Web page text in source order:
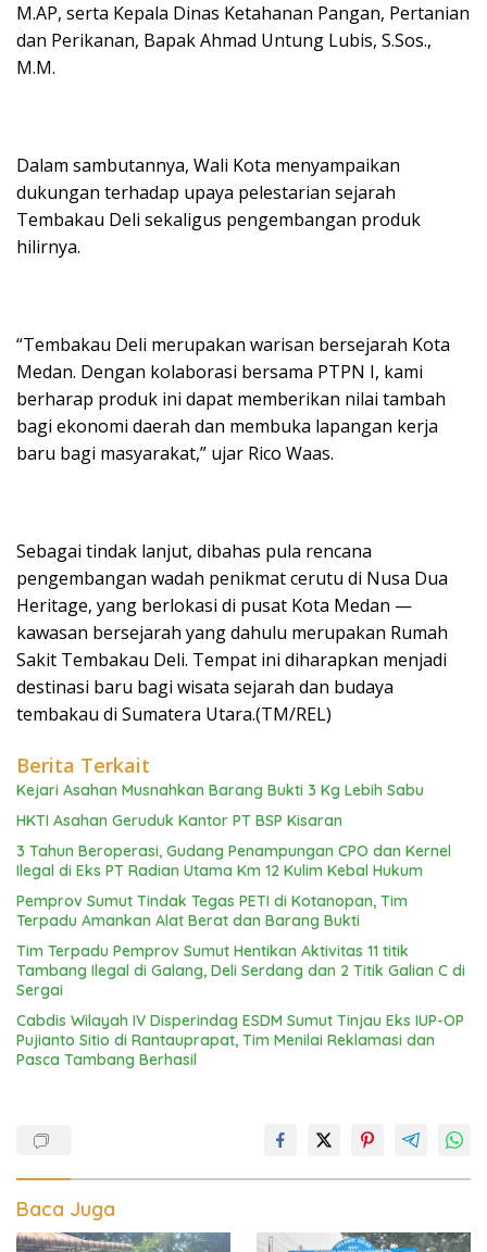
M.AP, serta Kepala Dinas Ketahanan Pangan, Pertanian
dan Perikanan, Bapak Ahmad Untung Lubis, S.Sos.,
M.M.
Dalam sambutannya, Wali Kota menyampaikan
dukungan terhadap upaya pelestarian sejarah
Tembakau Deli sekaligus pengembangan produk
hilirnya.
“Tembakau Deli merupakan warisan bersejarah Kota
Medan. Dengan kolaborasi bersama PTPN I, kami
berharap produk ini dapat memberikan nilai tambah
bagi ekonomi daerah dan membuka lapangan kerja
baru bagi masyarakat,” ujar Rico Waas.
Sebagai tindak lanjut, dibahas pula rencana
pengembangan wadah penikmat cerutu di Nusa Dua
Heritage, yang berlokasi di pusat Kota Medan —
kawasan bersejarah yang dahulu merupakan Rumah
Sakit Tembakau Deli. Tempat ini diharapkan menjadi
destinasi baru bagi wisata sejarah dan budaya
tembakau di Sumatera Utara.(TM/REL)
Berita Terkait
Kejari Asahan Musnahkan Barang Bukti 3 Kg Lebih Sabu
HKTI Asahan Geruduk Kantor PT BSP Kisaran
3 Tahun Beroperasi, Gudang Penampungan CPO dan Kernel
Ilegal di Eks PT Radian Utama Km 12 Kulim Kebal Hukum
Pemprov Sumut Tindak Tegas PETI di Kotanopan, Tim
Terpadu Amankan Alat Berat dan Barang Bukti
Tim Terpadu Pemprov Sumut Hentikan Aktivitas 11 titik
Tambang Ilegal di Galang, Deli Serdang dan 2 Titik Galian C di
Sergai
Cabdis Wilayah IV Disperindag ESDM Sumut Tinjau Eks IUP-OP
Pujianto Sitio di Rantauprapat, Tim Menilai Reklamasi dan
Pasca Tambang Berhasil
Baca Juga